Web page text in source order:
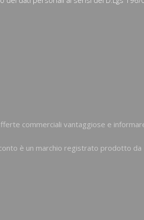
commerciali vantaggiose e
è un marchio registrato prodotto da